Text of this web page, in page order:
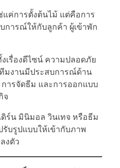
ค่การตั้งต้นไม้ แต่คือการ
การณ์ให้กับลูกค้า ผู้เข้าพัก
รื่องดีไซน์ ความปลอดภัย
มงานมีประสบการณ์ด้าน
ารจัดธีม และการออกแบบ
จ
ร์น มินิมอล วินเทจ หรือธีม
บรูปแบบให้เข้ากับภาพ
งตัว